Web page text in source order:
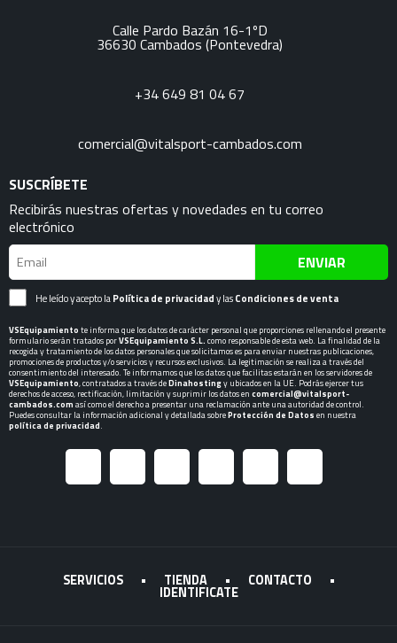
Calle Pardo Bazán 16-1ºD
36630 Cambados (Pontevedra)
+34 649 81 04 67
comercial@vitalsport-cambados.com
SUSCRÍBETE
Recibirás nuestras ofertas y novedades en tu correo
electrónico
ENVIAR
He leído y acepto laPolítica de privacidady lasCondiciones de venta
VSEquipamiento te informa que los datos de carácter personal que proporciones rellenando el presente
formulario serán tratados porVSEquipamiento S.L. como responsable de esta web. La finalidad de la
recogida y tratamiento de los datos personales que solicitamos es para enviar nuestras publicaciones,
promociones de productos y/o servicios y recursos exclusivos. La legitimación se realiza a través del
consentimiento del interesado. Te informamos que los datos que facilitas estarán en los servidores de
VSEquipamiento, contratados a través deDinahostingy ubicados en la UE. Podrás ejercer tus
derechos de acceso, rectificación, limitación y suprimir los datos en comercial@vitalsport-
cambados.com así como el derecho a presentar una reclamación ante una autoridad de control.
Puedes consultar la información adicional y detallada sobreProtección de Datos en nuestra
política de privacidad.
SERVICIOS • TIENDA • CONTACTO •
IDENTIFICATE